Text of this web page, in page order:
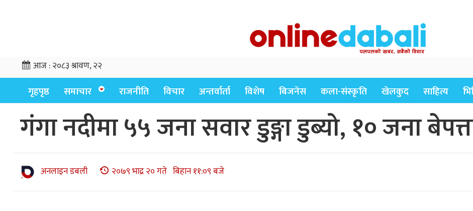
आज :२०८३ श्रावण, २२
गृहपृष्ठ समाचार राजनीति विचार अन्तर्वार्ता विशेष बिजनेस कला-संस्कृति खेलकुद साहित्य
गंगा नदीमा ५५ जना सवार डुङ्गा डुब्यो, १० जना
अनलाइन डबली २०७९ भाद्र २० गते बिहान ११:०९ बजे